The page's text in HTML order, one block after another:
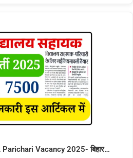
Vacancy 2025- बिहार…